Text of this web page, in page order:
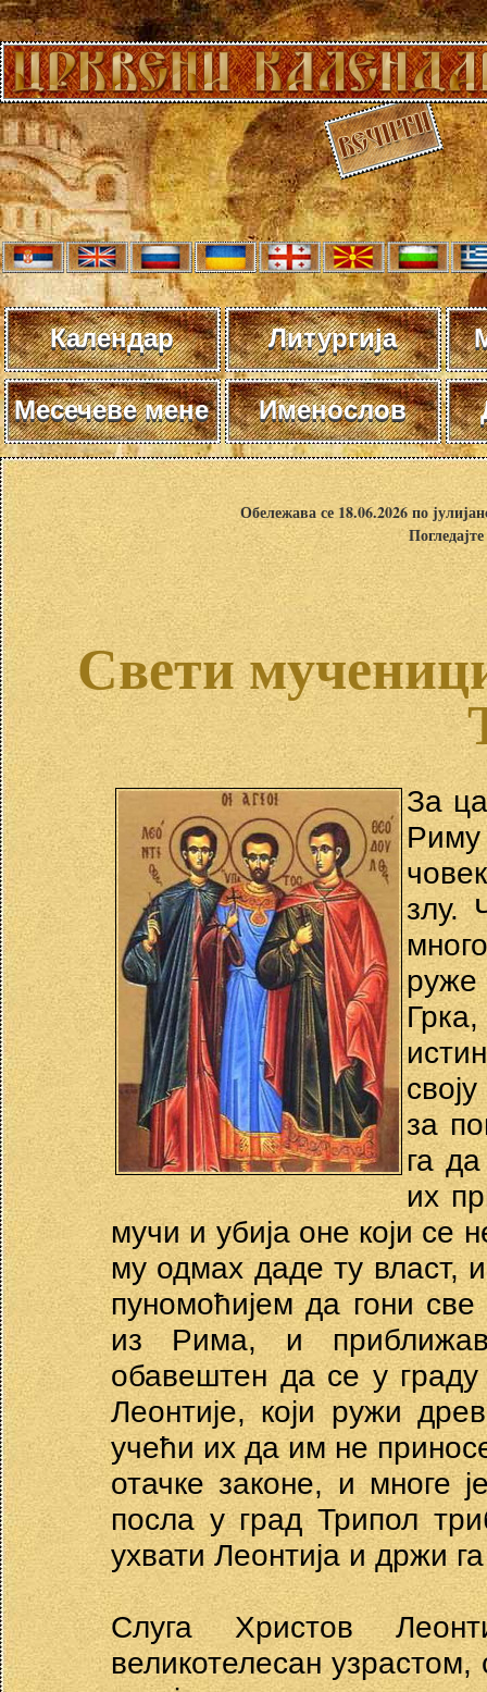
Календар Литургија
Месечеве мене Именослов
Обележава се 18.06.2026 по
Свети
За
Риму
злу.
за
га
их
мучи и убија оне који се
му одмах даде ту власт,
пуномоћијем да гони
из Рима, и
обавештен да се у граду
Леонтије, који ружи
учећи их да им не
отачке законе, и многе
посла у град Трипол
ухвати Леонтија и држи
Слуга Христов
великотелесан